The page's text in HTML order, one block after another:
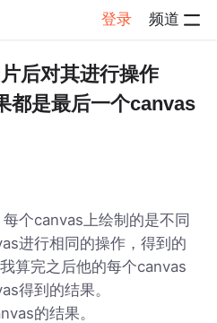
登录 频道
子详情
后对其进行操作
都是最后一个canvas
个canvas上绘制的是不同
进行相同的操作，得到的
算完之后他的每个canvas
得到的结果。
的结果。